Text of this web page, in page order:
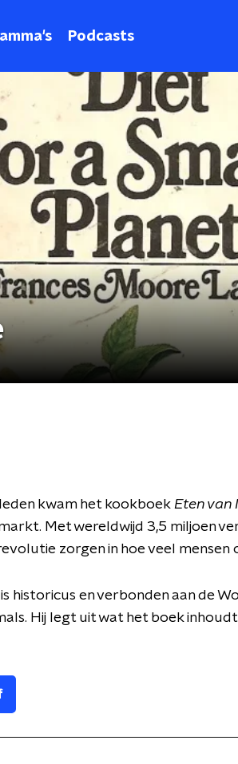
Podcasts
kwam het kookboek Eten van
Met wereldwijd 3,5 miljoen
zorgen in hoe veel mensen
historicus en verbonden aan de
Hij legt uit wat het boek